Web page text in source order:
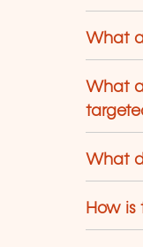
What
What
What
How is